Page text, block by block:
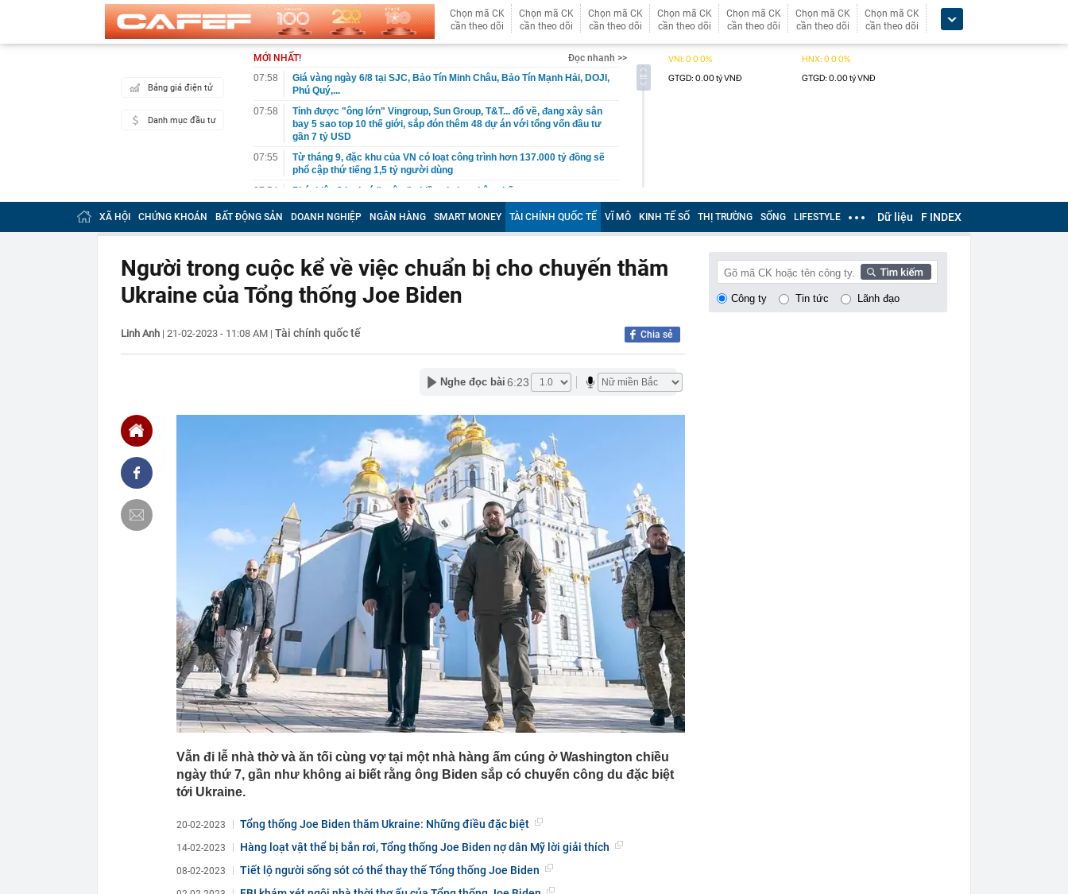
Chọn mã CK
cần theo dõi
Chọn mã CK
cần theo dõi
Chọn mã CK
cần theo dõi
Chọn mã CK
cần theo dõi
Chọn mã CK
cần theo dõi
Chọn mã CK
cần theo dõi
Chọn mã CK
cần theo dõi
Bảng giá điện tử
Danh mục đầu tư
MỚI NHẤT!
Đọc nhanh >>
07:58
Giá vàng ngày 6/8 tại SJC, Bảo Tín Minh Châu, Bảo Tín Mạnh Hải, DOJI,
Phú Quý,...
07:58
Tỉnh được "ông lớn" Vingroup, Sun Group, T&T... đổ về, đang xây sân
bay 5 sao top 10 thế giới, sắp đón thêm 48 dự án với tổng vốn đầu tư
gần 7 tỷ USD
07:55
Từ tháng 9, đặc khu của VN có loạt công trình hơn 137.000 tỷ đồng sẽ
phổ cập thứ tiếng 1,5 tỷ người dùng
07:54
Phát hiện 3 loại cá "ngậm" nhiều vi nhựa bậc nhất
07:53
Hà Nội giao hơn 6,2ha đất đợt 2 làm dự án Tiên Dương Park City
07:52
YeaH1 giải thể một công ty con
Ngày 6/8, trình Quốc hội việc thành lập thành phố Quảng Ninh và thành
phố Bắc Ninh
07:52
Tịch thu 7 tỷ tiền mặt chất thành đống, vàng cùng nhiều thiết bị điện tử
trong một căn hộ
hội
07:51
Bảng xếp hạng 5 thực phẩm giàu protein tốt nhất cho người cao tuổi:
Dùng thông tin 60 thẻ BHYT lập khống 3.539 đơn thuốc: Khởi tố bác sĩ
Lời khuyên cho 4 con giáp giàu có bậc nhất nửa đầu tháng 7 Âm lịch
Bí ẩn hàng không lớn bậc nhất mọi thời đại có thể sắp được giải mã vì
một phát hiện rất tình cờ
Việt Nam có phó chủ tịch tập đoàn nghỉ hát 10 năm, chán showbiz lui
về sống an nhàn ở biệt thự nghìn mét vuông
Không phải Sa Pa, Việt Nam có 1 "thiên đường mây" vừa được
"Oscar của ngành du lịch" đề cử giải thưởng, sở hữu khí hậu mát mẻ
ở độ cao hơn 1.500 m
07:35
Biến căng vụ Brad Pitt kiện Angelina Jolie
07:32
PC1 bổ nhiệm một Phó Tổng giám đốc
07:29
Quảng Ninh đề xuất làm thêm cao tốc 6 làn xe
07:29
Vì sao chung cư tiếp tục là "điểm đến" hàng đầu của người mua?
07:29
Khởi tố Nguyễn Anh Đức SN 1992
XÃ HỘI CHỨNG KHOÁN BẤT ĐỘNG SẢN DOANH NGHIỆP NGÂN HÀNG SMART MONEY TÀI CHÍNH QUỐC TẾ VĨ MÔ KINH TẾ SỐ THỊ TRƯỜNG SỐNG LIFESTYLE Dữ liệu F INDEX
Người trong cuộc kể về việc chuẩn bị cho chuyến thăm
Ukraine của Tổng thống Joe Biden
Linh Anh | 21-02-2023 - 11:08 AM | Tài chính quốc tế Chia sẻ
Nghe đọc bài 6:23
Vẫn đi lễ nhà thờ và ăn tối cùng vợ tại một nhà hàng ấm cúng ở Washington chiều
ngày thứ 7, gần như không ai biết rằng ông Biden sắp có chuyến công du đặc biệt
tới Ukraine.
20-02-2023 Tổng thống Joe Biden thăm Ukraine: Những điều đặc biệt
14-02-2023 Hàng loạt vật thể bị bắn rơi, Tổng thống Joe Biden nợ dân Mỹ lời giải thích
08-02-2023 Tiết lộ người sống sót có thể thay thế Tổng thống Joe Biden
Công ty Tin tức Lãnh đạo